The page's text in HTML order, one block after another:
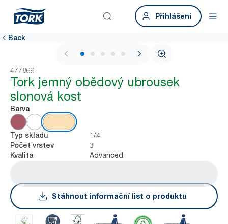
Přihlášení
Back
1 / 5
477866
Tork jemný obědový ubrousek
slonová kost
Barva
Typ skladu 1/4
Počet vrstev 3
Kvalita Advanced
Stáhnout informační list o produktu